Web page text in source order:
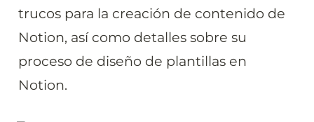
trucos para la creación de contenido de
Notion, así como detalles sobre su
proceso de diseño de plantillas en
Notion.